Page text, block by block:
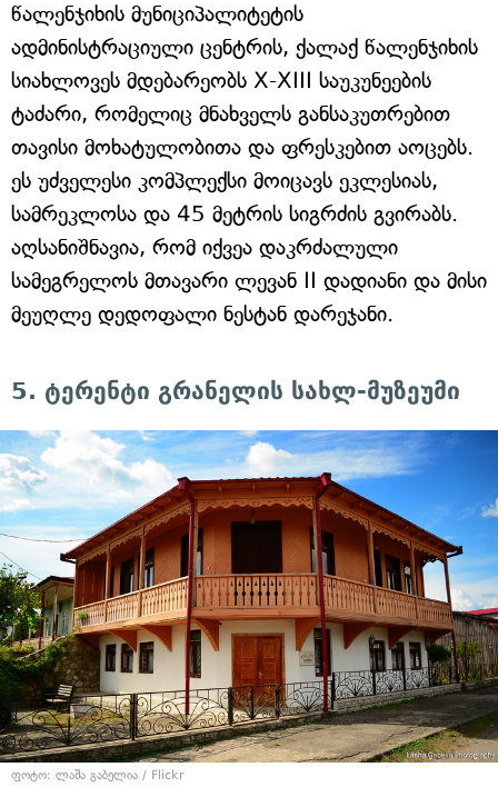
წალენჯიხის მუნიციპალიტეტის
ადმინისტრაციული ცენტრის, ქალაქ წალენჯიხის
სიახლოვეს მდებარეობს X-XIII საუკუნეების
ტაძარი, რომელიც მნახველს განსაკუთრებით
თავისი მოხატულობითა და ფრესკებით აოცებს.
ეს უძველესი კომპლექსი მოიცავს ეკლესიას,
სამრეკლოსა და 45 მეტრის სიგრძის გვირაბს.
აღსანიშნავია, რომ იქვეა დაკრძალული
სამეგრელოს მთავარი ლევან II დადიანი და მისი
მეუღლე დედოფალი ნესტან დარეჯანი.
5. ტერენტი გრანელის სახლ-მუზეუმი
ფოტო: ლაშა გაბელია / Flickr